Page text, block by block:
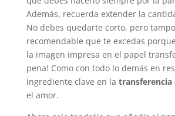
Además, recuerda extender la
No debes quedarte corto, pero
recomendable que te excedas
la imagen impresa en el papel
pena! Como con todo lo demás en
ingrediente clave en la transferencia
el amor.